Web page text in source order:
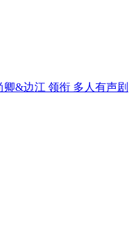
&边江 领衔 多人有声剧